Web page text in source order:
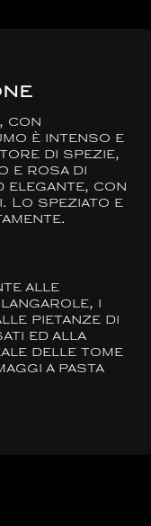
con
è intenso e
di spezie,
e rosa di
elegante, con
Lo speziato e
alle
i
pietanze di
ed alla
delle tome
a pasta